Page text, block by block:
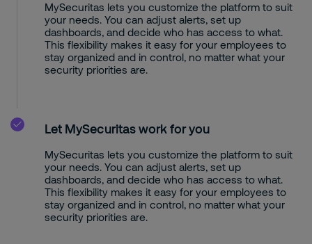
MySecuritas lets you customize the platform to suit
your needs. You can adjust alerts, set up
dashboards, and decide who has access to what.
This flexibility makes it easy for your employees to
stay organized and in control, no matter what your
security priorities are.
Let MySecuritas work for you
MySecuritas lets you customize the platform to suit
your needs. You can adjust alerts, set up
dashboards, and decide who has access to what.
This flexibility makes it easy for your employees to
stay organized and in control, no matter what your
security priorities are.